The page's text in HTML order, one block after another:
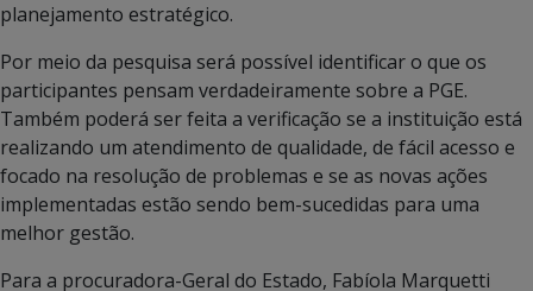
planejamento estratégico.
Por meio da pesquisa será possível identificar o que os
participantes pensam verdadeiramente sobre a PGE.
Também poderá ser feita a verificação se a instituição está
realizando um atendimento de qualidade, de fácil acesso e
focado na resolução de problemas e se as novas ações
implementadas estão sendo bem-sucedidas para uma
melhor gestão.
Para a procuradora-Geral do Estado, Fabíola Marquetti